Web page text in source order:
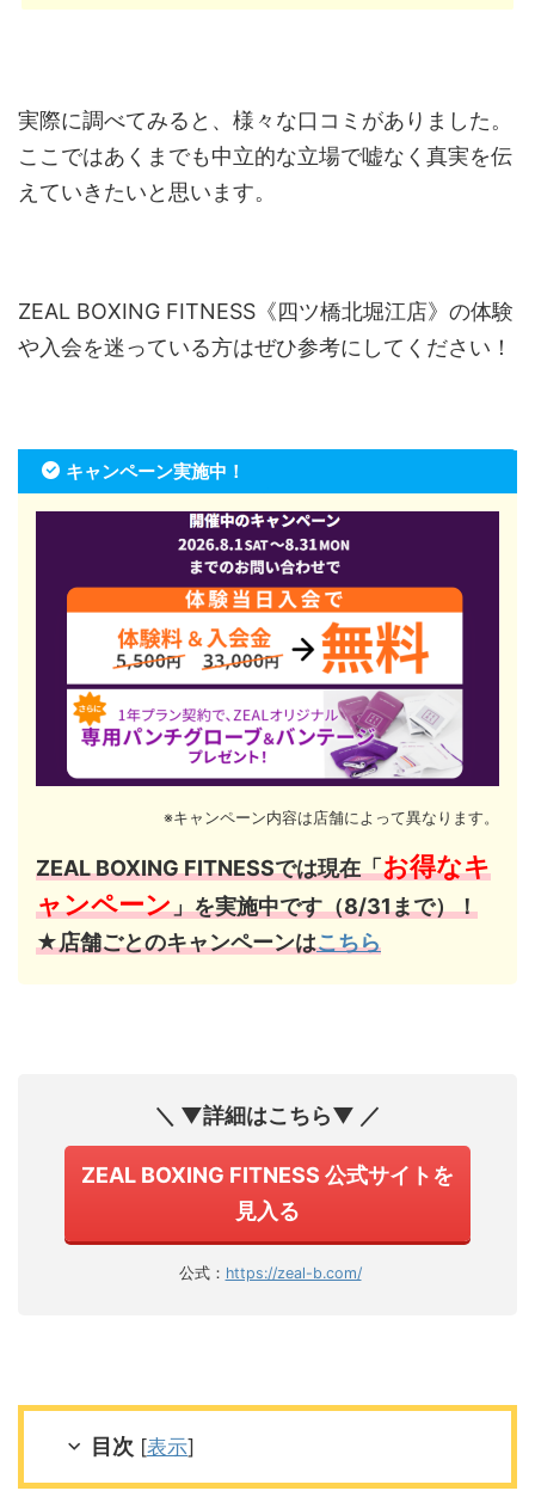
実際に調べてみると、様々な口コミがありました。
ここではあくまでも中立的な立場で嘘なく真実を伝
えていきたいと思います。
ZEAL BOXING FITNESS《四ツ橋北堀江店》の体験
や入会を迷っている方はぜひ参考にしてください！
キャンペーン実施中！
※キャンペーン内容は店舗によって異なります。
ZEAL BOXING FITNESSでは現在「お得なキ
ャンペーン」を実施中です（8/31まで）！
★店舗ごとのキャンペーンはこちら
＼ ▼詳細はこちら▼ ／
ZEAL BOXING FITNESS 公式サイトを
見入る
公式： https://zeal-b.com/
目次 [表示]